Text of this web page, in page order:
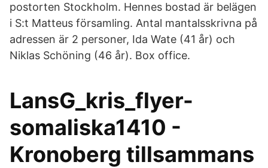
postorten Stockholm. Hennes bostad är belägen
i S:t Matteus församling. Antal mantalsskrivna på
adressen är 2 personer, Ida Wate (41 år) och
Niklas Schöning (46 år). Box office.
LansG_kris_flyer-
somaliska1410 -
Kronoberg tillsammans